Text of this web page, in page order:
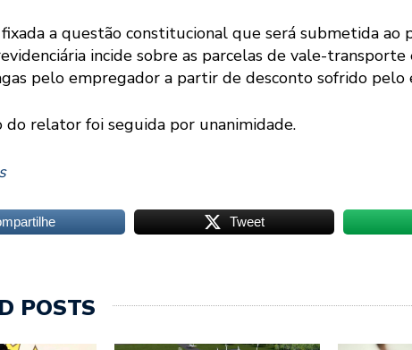
fixada a questão constitucional que será submetida ao
incide sobre as parcelas de vale-transporte
pelo empregador a partir de desconto sofrido pelo
do relator foi seguida por unanimidade.
Tweet
POSTS